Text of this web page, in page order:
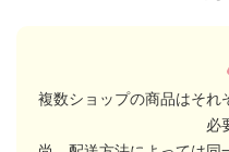
複数ショップの商品はそれ
必